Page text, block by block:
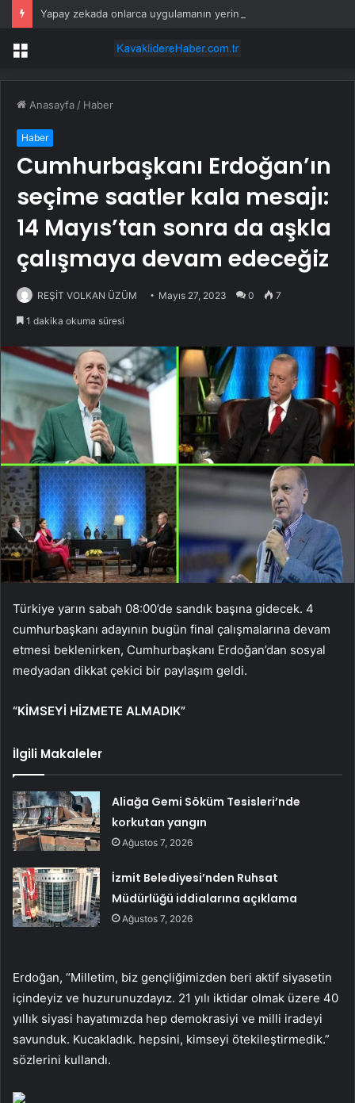
Menü
Anasayfa / Haber
Haber
Cumhurbaşkanı Erdoğan’ın
seçime saatler kala mesajı:
14 Mayıs’tan sonra da aşkla
çalışmaya devam edeceğiz
REŞİT VOLKAN ÜZÜM Mayıs 27, 2023 0 7
1 dakika okuma süresi
Türkiye yarın sabah 08:00’de sandık başına gidecek. 4
cumhurbaşkanı adayının bugün final çalışmalarına devam
etmesi beklenirken, Cumhurbaşkanı Erdoğan’dan sosyal
medyadan dikkat çekici bir paylaşım geldi.
“KİMSEYİ HİZMETE ALMADIK”
İlgili Makaleler
Aliağa Gemi Söküm Tesisleri’nde
korkutan yangın
Ağustos 7, 2026
İzmit Belediyesi’nden Ruhsat
Müdürlüğü iddialarına açıklama
Ağustos 7, 2026
Erdoğan, “Milletim, biz gençliğimizden beri aktif siyasetin
içindeyiz ve huzurunuzdayız. 21 yılı iktidar olmak üzere 40
yıllık siyasi hayatımızda hep demokrasiyi ve milli iradeyi
savunduk. Kucakladık. hepsini, kimseyi ötekileştirmedik.”
sözlerini kullandı.